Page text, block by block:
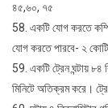
৪৫,৬০, ৭৫
58. একটি যোগ করতে
যোগ করতে পারবে- ২ কোটি
59. একটি ট্রেন ঘন্টায় ৮৪
মিনিটে অতিক্রম করে।